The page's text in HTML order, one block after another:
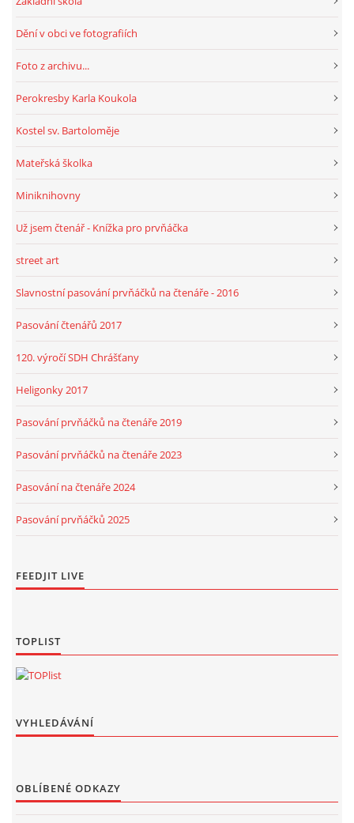
Dění v obci ve fotografiích
Foto z archivu...
Perokresby Karla Koukola
Kostel sv. Bartoloměje
Mateřská školka
Miniknihovny
Už jsem čtenář - Knížka pro prvňáčka
street art
Slavnostní pasování prvňáčků na čtenáře - 2016
Pasování čtenářů 2017
120. výročí SDH Chrášťany
Heligonky 2017
Pasování prvňáčků na čtenáře 2019
Pasování prvňáčků na čtenáře 2023
Pasování na čtenáře 2024
Pasování prvňáčků 2025
FEEDJIT LIVE
TOPLIST
VYHLEDÁVÁNÍ
OBLÍBENÉ ODKAZY